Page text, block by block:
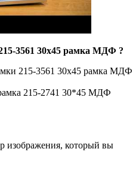
3561 30x45 рамка МДФ ?
215-3561 30x45 рамка МДФ
215-2741 30*45 МДФ
изображения, который вы